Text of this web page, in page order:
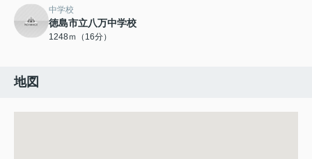
中学校
徳島市立八万中学校
1248ｍ（16分）
地図